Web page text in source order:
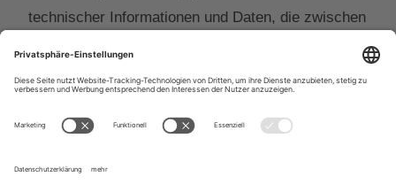
technischer Informationen und Daten, die zwischen
RISE und dem Kunden im Zusammenhang mit dem
unabhängig davon, ob sie schriftlich, mündlich, auf
Papier, Band, Diskette, CD-Rom, DVD oder durch
Form vorliegen (einschließlich solcher